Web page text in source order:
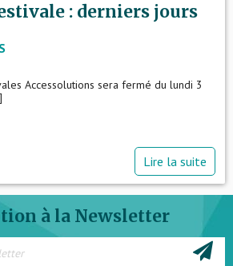
: derniers jours
Accessolutions sera fermé du lundi 3
Lire la suite
à la Newsletter